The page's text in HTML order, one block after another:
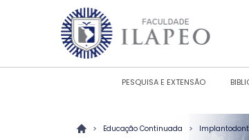
PESQUISA E EXTENSÃO
> Educação Continuada >